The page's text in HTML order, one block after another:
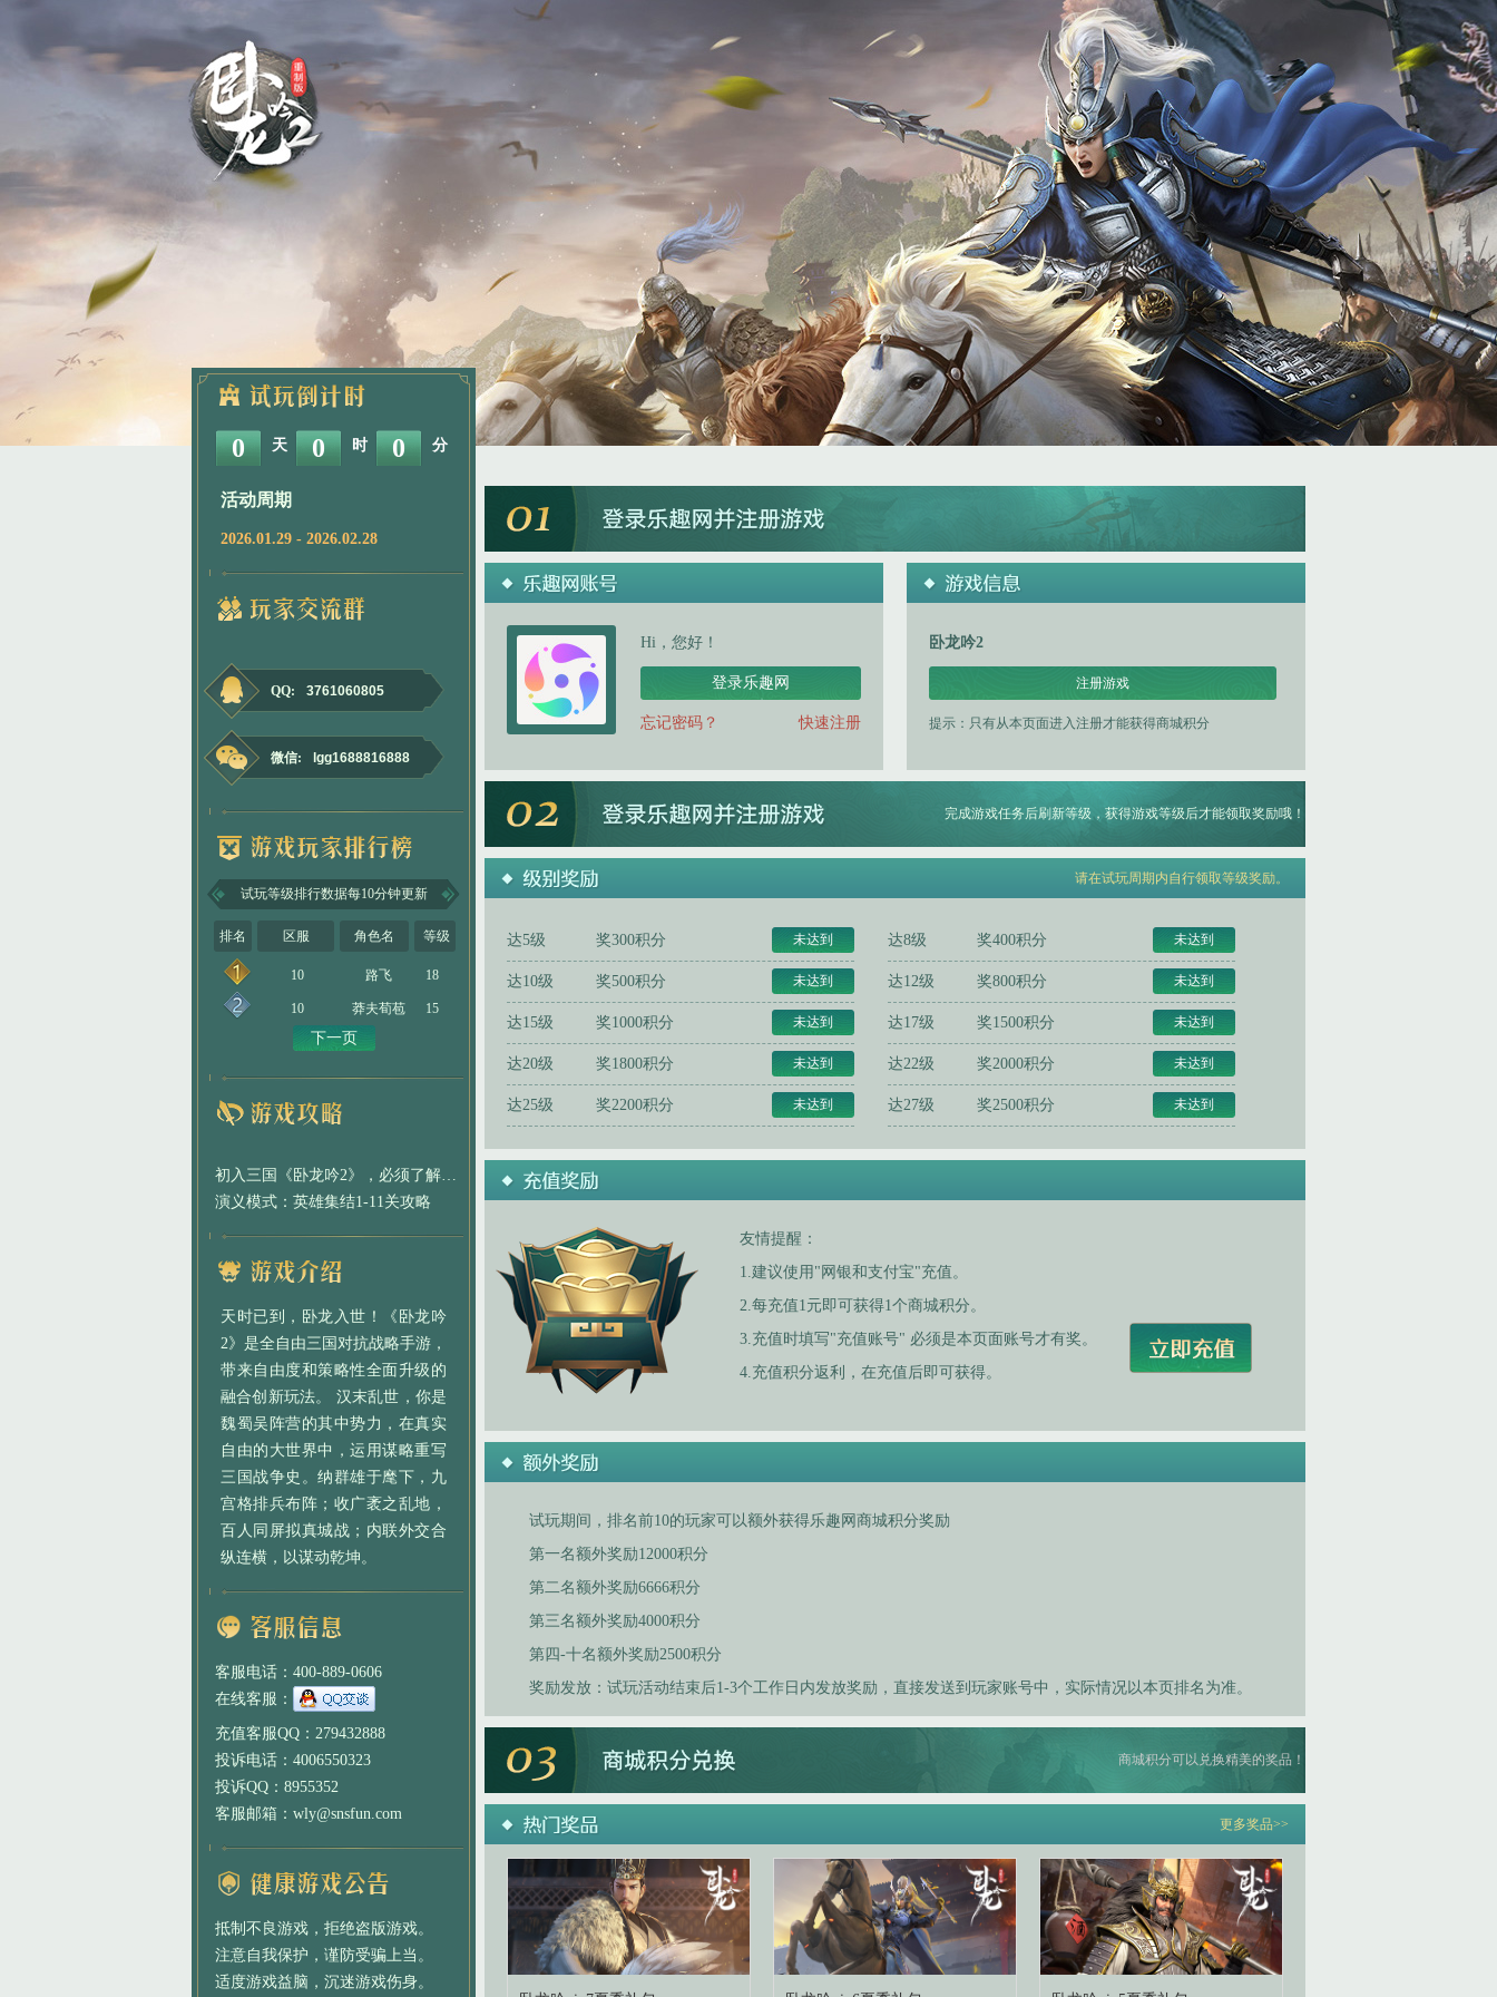
0 天 0 时 0 分
活动周期
2026.01.29 - 2026.02.28
QQ: 3761060805
微信: lgg1688816888
试玩等级排行数据每10分钟更新
排名 区服 角色名 等级
10 路飞 18
10 莽夫荀苞 15
下一页
初入三国《卧龙吟2》，必须了解的那些事
演义模式：英雄集结1-11关攻略
天时已到，卧龙入世！《卧龙吟
2》是全自由三国对抗战略手游，
带来自由度和策略性全面升级的
融合创新玩法。 汉末乱世，你是
魏蜀吴阵营的其中势力，在真实
自由的大世界中，运用谋略重写
三国战争史。纳群雄于麾下，九
宫格排兵布阵；收广袤之乱地，
百人同屏拟真城战；内联外交合
纵连横，以谋动乾坤。
客服电话：400-889-0606
在线客服：
充值客服QQ：279432888
投诉电话：4006550323
投诉QQ：8955352
客服邮箱：wly@snsfun.com
抵制不良游戏，拒绝盗版游戏。
注意自我保护，谨防受骗上当。
适度游戏益脑，沉迷游戏伤身。
Hi，您好！
登录乐趣网
快速注册
忘记密码？
卧龙吟2
注册游戏
提示：只有从本页面进入注册才能获得商城积分
完成游戏任务后刷新等级，获得游戏等级后才能领取奖励哦！
请在试玩周期内自行领取等级奖励。
达5级 奖300积分 未达到 达8级 奖400积分 未达到
达10级 奖500积分 未达到 达12级 奖800积分 未达到
达15级 奖1000积分 未达到 达17级 奖1500积分 未达到
达20级 奖1800积分 未达到 达22级 奖2000积分 未达到
达25级 奖2200积分 未达到 达27级 奖2500积分 未达到
友情提醒：
1.建议使用"网银和支付宝"充值。
2.每充值1元即可获得1个商城积分。
3.充值时填写"充值账号" 必须是本页面账号才有奖。
4.充值积分返利，在充值后即可获得。
试玩期间，排名前10的玩家可以额外获得乐趣网商城积分奖励
第一名额外奖励12000积分
第二名额外奖励6666积分
第三名额外奖励4000积分
第四-十名额外奖励2500积分
奖励发放：试玩活动结束后1-3个工作日内发放奖励，直接发送到玩家账号中，实际情况以本页排名为准。
商城积分可以兑换精美的奖品！
更多奖品>>